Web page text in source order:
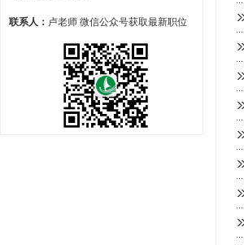
联系人： 卢老师 微信公众号获取最新职位